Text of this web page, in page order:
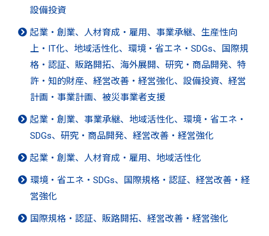
設備投資
起業・創業、人材育成・雇用、事業承継、生産性向
上・IT化、地域活性化、環境・省エネ・SDGs、国際規
格・認証、販路開拓、海外展開、研究・商品開発、特
許・知的財産、経営改善・経営強化、設備投資、経営
計画・事業計画、被災事業者支援
起業・創業、事業承継、地域活性化、環境・省エネ・
SDGs、研究・商品開発、経営改善・経営強化
起業・創業、人材育成・雇用、地域活性化
環境・省エネ・SDGs、国際規格・認証、経営改善・経
営強化
国際規格・認証、販路開拓、経営改善・経営強化